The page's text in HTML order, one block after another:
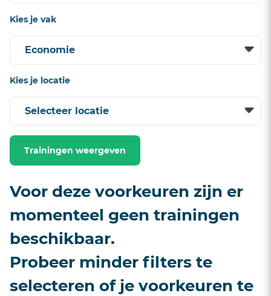
Kies je vak
Kies je locatie
Trainingen weergeven
Voor deze voorkeuren zijn er
momenteel geen trainingen
beschikbaar.
Probeer minder filters te
selecteren of je voorkeuren te